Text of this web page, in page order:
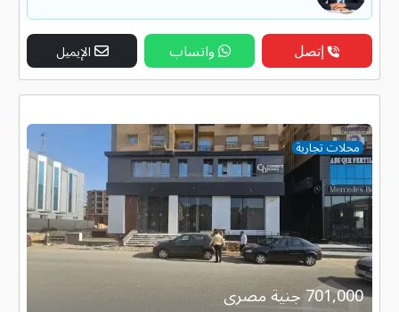
إتصل واتساب الإيميل
محلات تجارية
701,000 جنية مصرى